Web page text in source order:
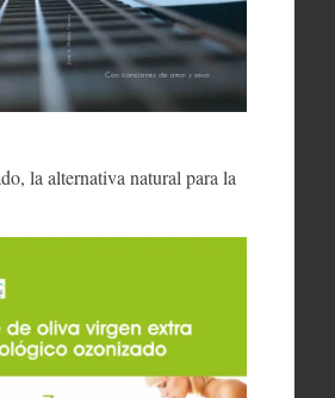
la alternativa natural para la